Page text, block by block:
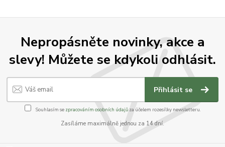
Nepropásněte novinky, akce a
slevy! Můžete se kdykoli odhlásit.
Přihlásit se
Souhlasím se zpracováním osobních údajůza účelem rozesílky newsletteru.
Zasíláme maximálně jednou za 14 dní.